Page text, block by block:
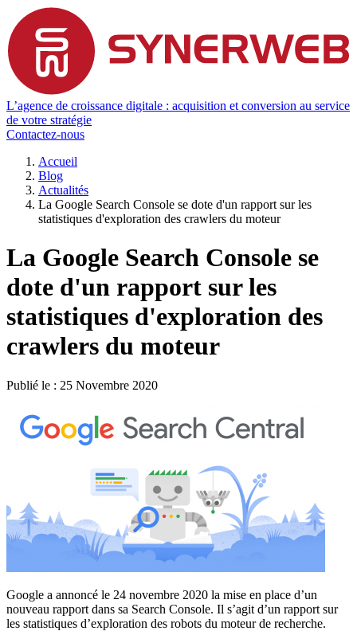
L’agence de croissance digitale : acquisition et conversion au service
de votre stratégie
Contactez-nous
Accueil
Blog
Actualités
La Google Search Console se dote d'un rapport sur les
statistiques d'exploration des crawlers du moteur
La Google Search Console se
dote d'un rapport sur les
statistiques d'exploration des
crawlers du moteur
Publié le : 25 Novembre 2020
Google a annoncé le 24 novembre 2020 la mise en place d’un
nouveau rapport dans sa Search Console. Il s’agit d’un rapport sur
les statistiques d’exploration des robots du moteur de recherche.